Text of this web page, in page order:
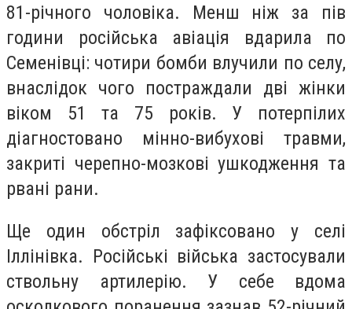
81-річного чоловіка. Менш ніж за пів
години російська авіація вдарила по
Семенівці: чотири бомби влучили по селу,
внаслідок чого постраждали дві жінки
віком 51 та 75 років. У потерпілих
діагностовано мінно-вибухові травми,
закриті черепно-мозкові ушкодження та
рвані рани.
Ще один обстріл зафіксовано у селі
Іллінівка. Російські війська застосували
ствольну артилерію. У себе вдома